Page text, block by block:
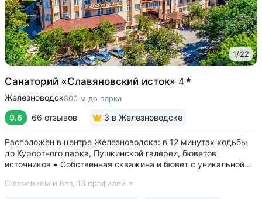
1/22
Санаторий «Славяновский исток» 4
Железноводск800 м до парка
9.6 66 отзывов 3 в Железноводске
Расположен в центре Железноводска: в 12 минутах ходьбы
до Курортного парка, Пушкинской галереи, бюветов
источников • Собственная скважина и бювет с уникальной
только здесь. Источник № 61 ессентукского типа показан для
С лечением и без, 13 профилей